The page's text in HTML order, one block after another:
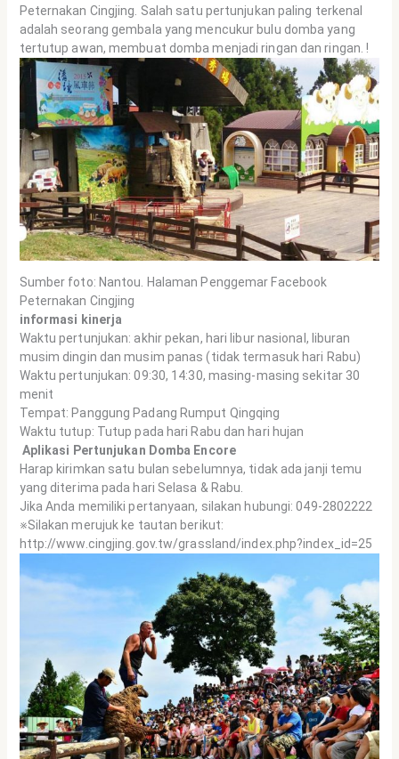
Peternakan Cingjing. Salah satu pertunjukan paling terkenal
adalah seorang gembala yang mencukur bulu domba yang
tertutup awan, membuat domba menjadi ringan dan ringan. !
Sumber foto: Nantou. Halaman Penggemar Facebook
Peternakan Cingjing
informasi kinerja
Waktu pertunjukan: akhir pekan, hari libur nasional, liburan
musim dingin dan musim panas (tidak termasuk hari Rabu)
Waktu pertunjukan: 09:30, 14:30, masing-masing sekitar 30
menit
Tempat: Panggung Padang Rumput Qingqing
Waktu tutup: Tutup pada hari Rabu dan hari hujan
Aplikasi Pertunjukan Domba Encore
Harap kirimkan satu bulan sebelumnya, tidak ada janji temu
yang diterima pada hari Selasa & Rabu.
Jika Anda memiliki pertanyaan, silakan hubungi: 049-2802222
※Silakan merujuk ke tautan berikut:
http://www.cingjing.gov.tw/grassland/index.php?index_id=25